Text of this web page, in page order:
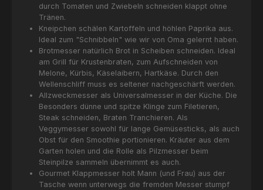
durch Tomaten und Zwiebeln schneiden klappt ohne
Tränen.
Kneipchen schälen Kartoffeln und höhlen Paprika aus.
Ideal zum "Schnibbeln" wie wir von Oma gelernt haben.
Brotmesser natürlich Brot in Scheiben schneiden. Ideal
am Grill für Krustenbraten, zum Aufschneiden von
Melone, Kürbis, Käselaibern, Hartkäse. Durch den
Wellenschliff muss es seltener nachgeschärft werden.
Allzweckmesser als Universalmesser in der Küche. Die
Besonders dünne und spitze Klinge zum Filetieren,
Steak schneiden, Braten Tranchieren. Als
Veggymesser sowohl für lange Gemüsesticks, als auch
Obst für den Smoothie portionieren. Kräuter aus dem
Garten holen und die Rolle als Pilzmesser beim
Steinpilze sammeln übernimmt es auch.
Gourmet Klappmesser holt Mann (und Frau) aus der
Tasche wenn unterwegs die fremden Messer stumpf